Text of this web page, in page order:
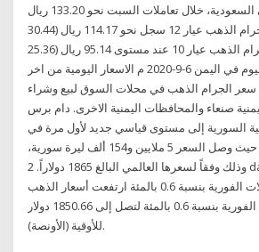
الذهب عيار 14 في السعودية، خلال تعاملات السبت نحو 133.20 ريال
(35.51 دولار)، وسعر جرام الذهب عيار 12 سجل نحو 114.17 ريال (30.44
دولار)، واستقر سعر جرام الذهب عيار 10 عند مستوى 95.14 ريال (25.36
دولار). اسعار الذهب اليوم في اليمن 6-9-2020 م الاسعار اليومية من اخر
سعر الجرام الذهب في محلات السوق لبيع وشراء
صنعاء والمحافظات اليمنية الاخرى. دام برس
السورية إلى مستوى قياسي جديد لأول مرة في
تاريخ الذهب السوري، حيث وصل السعر 5 ملايين و154 ألف ليرة سورية،
وذلك وفقاً لسعرها العالمي البالغ 1865 دولاراً. 2 days ago · ارتفاع سعر
الذهب في المعاملات الفورية بنسبة 0.6 بالمئة ارتفعت أسعار الذهب
اليوم في المعاملات الفورية بنسبة 0.6 بالمئة لتصل إلى 1850.66 دولار
للأوقية (الأونصة).